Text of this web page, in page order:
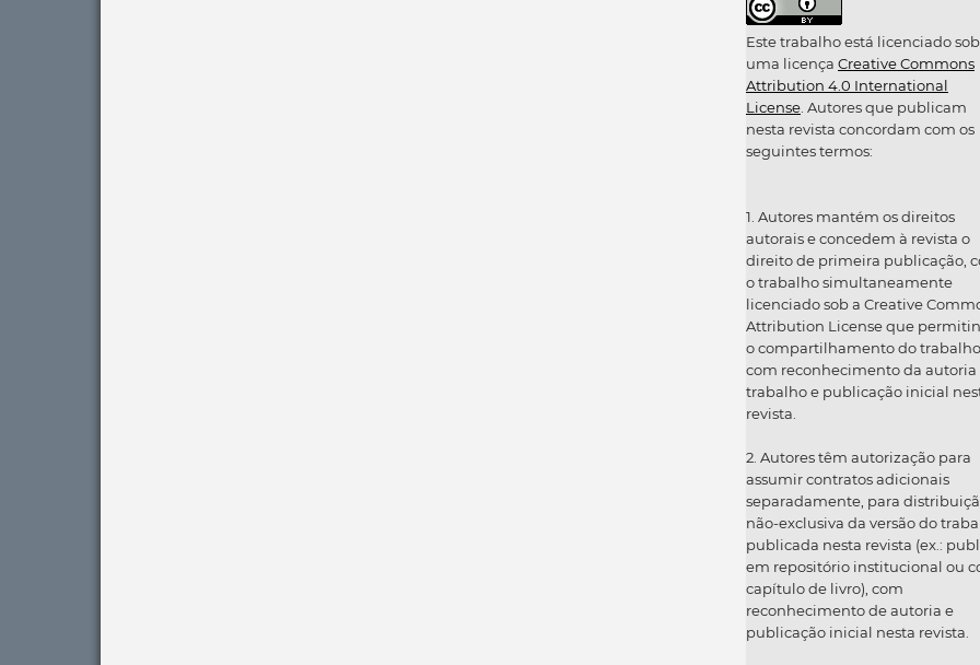
Este trabalho está licenciado sob
uma licença Creative Commons
Attribution 4.0 International
License . Autores que publicam
nesta revista concordam com os
seguintes termos:
1. Autores mantém os direitos
autorais e concedem à revista o
direito de primeira publicação,
o trabalho simultaneamente
licenciado sob a Creative
Attribution License que
o compartilhamento do trabalho
com reconhecimento da autoria
trabalho e publicação inicial
revista.
2. Autores têm autorização para
assumir contratos adicionais
separadamente, para
não-exclusiva da versão do
publicada nesta revista (ex.:
em repositório institucional ou
capítulo de livro), com
reconhecimento de autoria e
publicação inicial nesta revista.